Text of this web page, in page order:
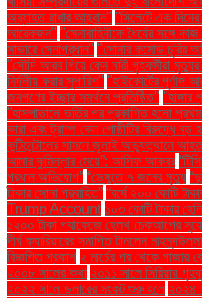
অব্যাহত রাখার আহ্বান" "সিলেটে এক দিনের
আরেকজন" "সেনাবাহিনীকে ধৈর্যের সঙ্গে
সাভারে সেনাপ্রধান" "সোনার কমোড চুরির
"সৌদি আরব গিয়ে কেন নারী গৃহকর্মীরা
নির্দলীয় করার সুপারিশ" "হাইকোর্টের
জনগণের ইচ্ছার সমর্থনে প্রতিষ্ঠিত" "হাঙ্গার
"হাসপাতালে ভর্তির পর প্রকাশিত হলো প্রথম
কারা এবং ট্রাম্প কেন গোষ্ঠীটির বিরুদ্ধে
কন্টিনেন্টালের সামনে জুলাই অভ্যুত্থানে
আমার কুমিল্লার মেয়ে”: আসিফ আকবর
প্রধান অভিযোগ” “ডেঙ্গুতে ৭ জনের মৃত্যু
টাকার সোনা প্রবাহিত” “বর্ষে ২০০ কোটি
Trump Account ১০৩ কোটি টাকার
১২০০ টাকা প্যাকেজে হেলথ চেকআপের
দীর্ঘ ক্যারিয়ারের সমাপ্তি টানলেন
বিজ্ঞপ্তি প্রকাশ ২ মার্চের পর থেকে গাজায়
২০০৮ সালের কথা ২০১১ সালে সিরিয়ায়
২০২২ সালে ডলারের সংকট শুরু হলে ২০২৪